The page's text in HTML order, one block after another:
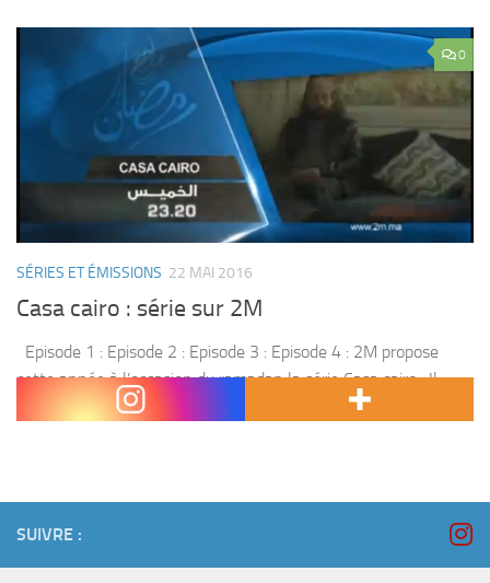
0
SÉRIES ET ÉMISSIONS 22 MAI 2016
Casa cairo : série sur 2M
Episode 1 : Episode 2 : Episode 3 : Episode 4 : 2M propose
cette année à l’occasion du ramadan la série Casa cairo . Il
s’agit d’une série de 4 épisodes ,...
SUIVRE :